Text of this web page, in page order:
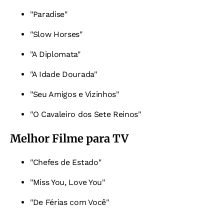
"Paradise"
"Slow Horses"
"A Diplomata"
"A Idade Dourada"
"Seu Amigos e Vizinhos"
"O Cavaleiro dos Sete Reinos"
Melhor Filme para TV
"Chefes de Estado"
"Miss You, Love You"
"De Férias com Você"